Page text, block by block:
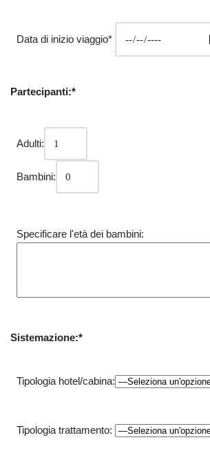
Data di inizio viaggio*
Partecipanti:*
Adulti:
Bambini:
Specificare l'età dei bambini:
Sistemazione:*
Tipologia hotel/cabina:
Tipologia trattamento: